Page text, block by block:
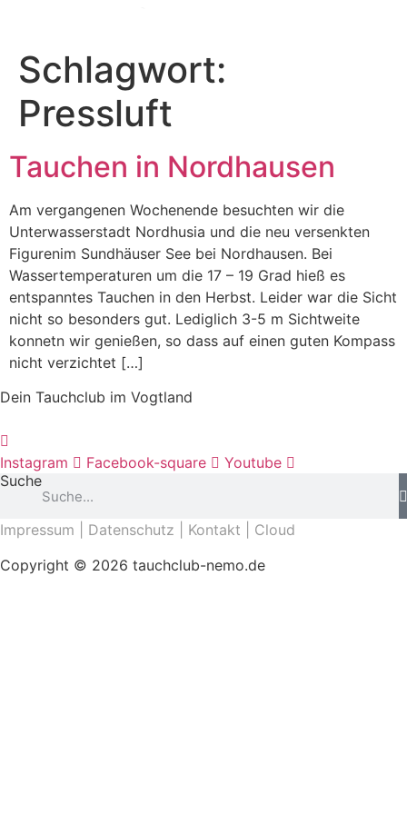
wechseln
Schlagwort:
Pressluft
Tauchen in Nordhausen
Am vergangenen Wochenende besuchten wir die
Unterwasserstadt Nordhusia und die neu versenkten
Figurenim Sundhäuser See bei Nordhausen. Bei
Wassertemperaturen um die 17 – 19 Grad hieß es
entspanntes Tauchen in den Herbst. Leider war die Sicht
nicht so besonders gut. Lediglich 3-5 m Sichtweite
konnetn wir genießen, so dass auf einen guten Kompass
nicht verzichtet […]
Dein Tauchclub im Vogtland
Instagram Facebook-square
Youtube
Suche
Impressum Datenschutz Kontakt
Cloud
Copyright © 2026 tauchclub-nemo.de